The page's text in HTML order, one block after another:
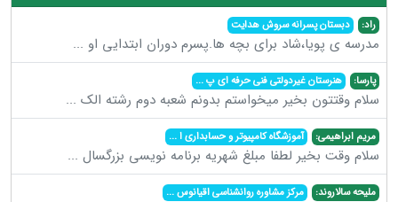
راد: دبستان پسرانه سروش هدایت
مدرسه ی پویا،شاد برای بچه ها.پسرم دوران ابتدایی او ...
پارسا: هنرستان غیردولتی فنی حرفه ای پ...
سلام وقتتون بخیر میخواستم بدونم شعبه دوم رشته الک ...
مریم ابراهیمی: آموزشگاه کامپیوتر و حسابداری ا...
سلام وقت بخیر لطفا مبلغ شهریه برنامه نویسی بزرگسال ...
ملیحه سالاروند: مرکز مشاوره روانشناسی اقیانوس...